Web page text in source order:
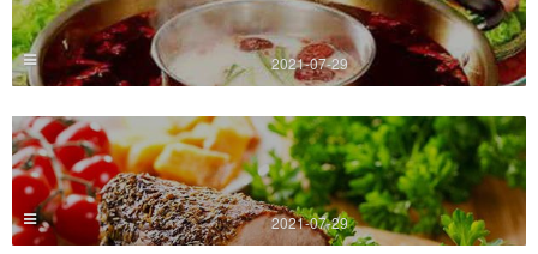
2021-07-29
2021-07-29